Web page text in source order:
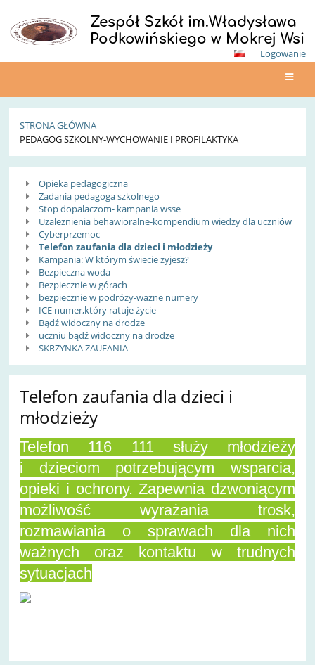
Zespół Szkół im.Władysława
Podkowińskiego w Mokrej Wsi
Logowanie
STRONA GŁÓWNA
PEDAGOG SZKOLNY-WYCHOWANIE I PROFILAKTYKA
Pedagog
szkolny-
Wychowanie
Profilaktyka
Opieka pedagogiczna
Zadania pedagoga szkolnego
Stop dopalaczom- kampania wsse
Uzależnienia behawioralne-kompendium wiedzy dla uczniów
Cyberprzemoc
Telefon zaufania dla dzieci i młodzieży
Kampania: W którym świecie żyjesz?
Bezpieczna woda
Bezpiecznie w górach
bezpiecznie w podróży-ważne numery
ICE numer,który ratuje życie
Bądź widoczny na drodze
uczniu bądź widoczny na drodze
SKRZYNKA ZAUFANIA
Telefon zaufania dla dzieci i
młodzieży
Telefon 116 111 służy młodzieży
i dzieciom potrzebującym wsparcia,
opieki i ochrony. Zapewnia dzwoniącym
możliwość wyrażania trosk,
rozmawiania o sprawach dla nich
ważnych oraz kontaktu w trudnych
sytuacjach